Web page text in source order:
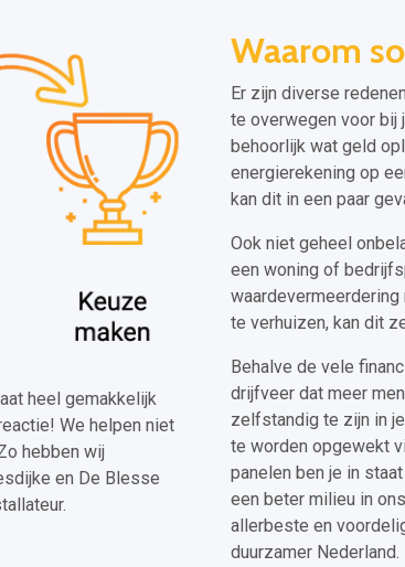
heel gemakkelijk
We helpen niet
hebben wij
en De Blesse
Waarom
Er zijn diverse
te overwegen voor bij
behoorlijk wat geld
energierekening op
kan dit in een paar
Ook niet geheel
een woning of
waardevermeerdering
te verhuizen, kan dit
Behalve de vele
drijfveer dat meer
zelfstandig te zijn in
te worden opgewekt
panelen ben je in
een beter milieu in
allerbeste en
duurzamer